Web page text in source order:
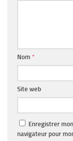
Nom *
Site web
Enregistrer
navigateur pour